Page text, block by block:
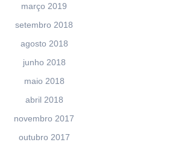
março 2019
setembro 2018
agosto 2018
junho 2018
maio 2018
abril 2018
novembro 2017
outubro 2017